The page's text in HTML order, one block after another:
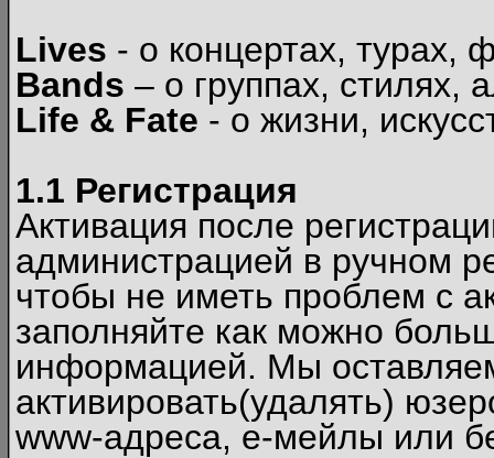
Lives - о концертах, турах,
Bands – о группах, стилях,
Life & Fate - о жизни,
1.1 Регистрация
Активация после
администрацией в ручном
чтобы не иметь проблем с
заполняйте как можно
информацией. Мы
активировать(удалять)
www-адреса, е-мейлы или